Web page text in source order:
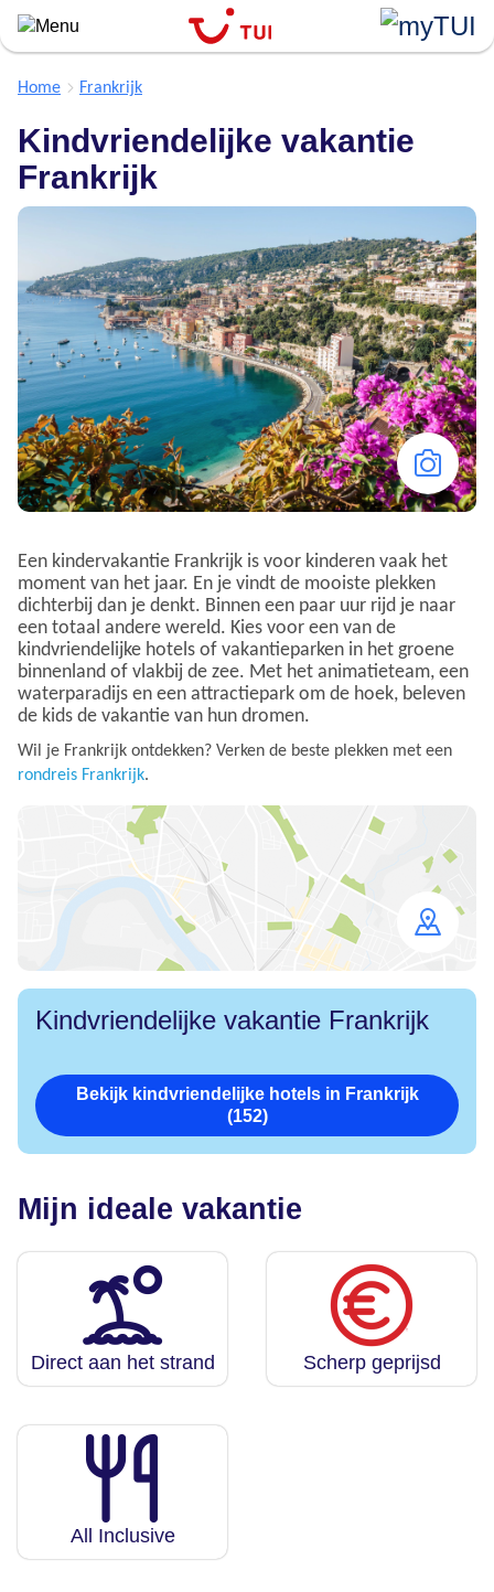
Overslaan
naar
algemene
inhoud
gaan
Home Frankrijk
Kindvriendelijke vakantie
Frankrijk
Een kindervakantie Frankrijk is voor kinderen vaak het
moment van het jaar. En je vindt de mooiste plekken
dichterbij dan je denkt. Binnen een paar uur rijd je naar
een totaal andere wereld. Kies voor een van de
kindvriendelijke hotels of vakantieparken in het groene
binnenland of vlakbij de zee. Met het animatieteam, een
waterparadijs en een attractiepark om de hoek, beleven
de kids de vakantie van hun dromen.
Wil je Frankrijk ontdekken? Verken de beste plekken met een
rondreis Frankrijk.
map
Kindvriendelijke vakantie Frankrijk
Bekijk kindvriendelijke hotels in Frankrijk
(152)
Mijn ideale vakantie
Direct aan het strand Scherp geprijsd
All Inclusive